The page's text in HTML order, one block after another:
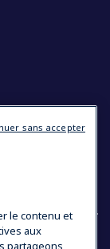
le contenu et
aux
partageons
sans accepter